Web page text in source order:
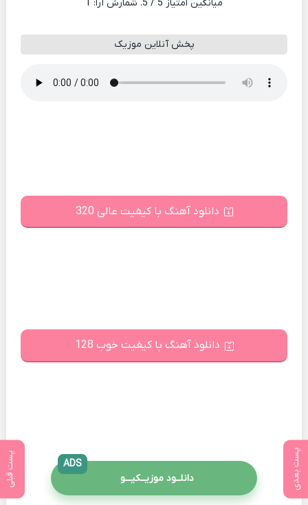
پست بعدی پست قبلی
میانگین امتیاز 5 / 5. شمارش آرا: 1
پخش آنلاین موزیک
دانلود آهنگ با کیفیت عالی 320
دانلود آهنگ با کیفیت خوب 128
دانلــود موزیــکیـــو
ADS